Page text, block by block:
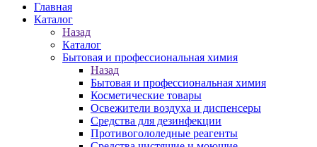
Главная
Каталог
Назад
Каталог
Бытовая и профессиональная химия
Назад
Бытовая и профессиональная химия
Косметические товары
Освежители воздуха и диспенсеры
Средства для дезинфекции
Противогололедные реагенты